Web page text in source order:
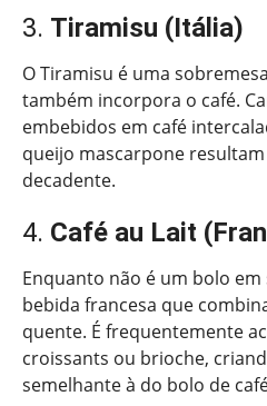
3. Tiramisu (Itália)
O Tiramisu é uma
também incorpora o café.
embebidos em café
queijo mascarpone
decadente.
4. Café au Lait
Enquanto não é um bolo em
bebida francesa que
quente. É frequentemente
croissants ou brioche,
semelhante à do bolo de